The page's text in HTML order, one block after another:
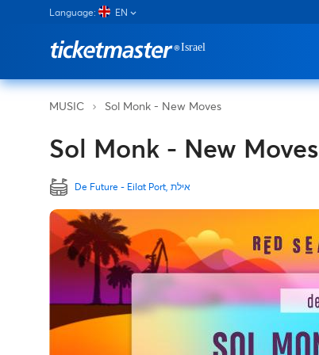
Language: EN
MUSIC Sol Monk - New Moves
Sol Monk - New Moves
De Future - Eilat Port, אילת